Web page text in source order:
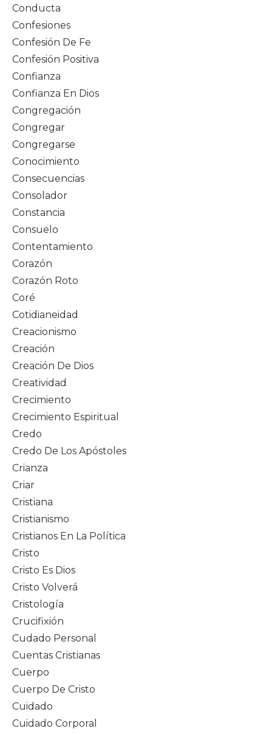
Conducta
Confesiones
Confesión De Fe
Confesión Positiva
Confianza
Confianza En Dios
Congregación
Congregar
Congregarse
Conocimiento
Consecuencias
Consolador
Constancia
Consuelo
Contentamiento
Corazón
Corazón Roto
Coré
Cotidianeidad
Creacionismo
Creación
Creación De Dios
Creatividad
Crecimiento
Crecimiento Espiritual
Credo
Credo De Los Apóstoles
Crianza
Criar
Cristiana
Cristianismo
Cristianos En La Política
Cristo
Cristo Es Dios
Cristo Volverá
Cristología
Crucifixión
Cudado Personal
Cuentas Cristianas
Cuerpo
Cuerpo De Cristo
Cuidado
Cuidado Corporal